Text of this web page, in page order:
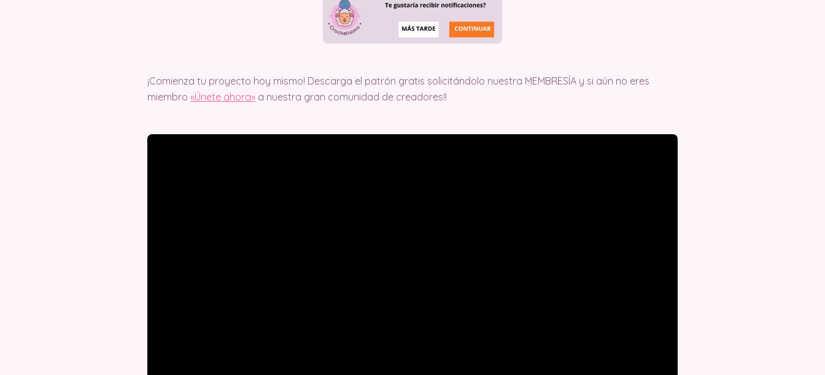
¡Comienza tu proyecto hoy mismo! Descarga el patrón gratis solicitándolo nuestra MEMBRESÍA y si aún no eres
miembro «Únete ahora» a nuestra gran comunidad de creadores!!